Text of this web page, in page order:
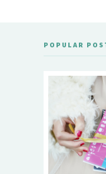
POPULAR